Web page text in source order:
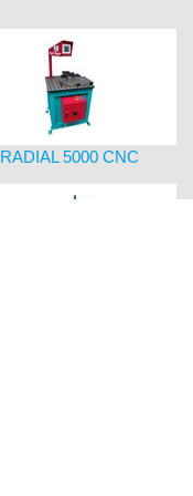
RADIAL 5000 CNC